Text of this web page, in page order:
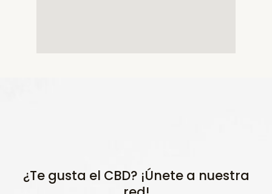
¿Te gusta el CBD? ¡Únete a nuestra